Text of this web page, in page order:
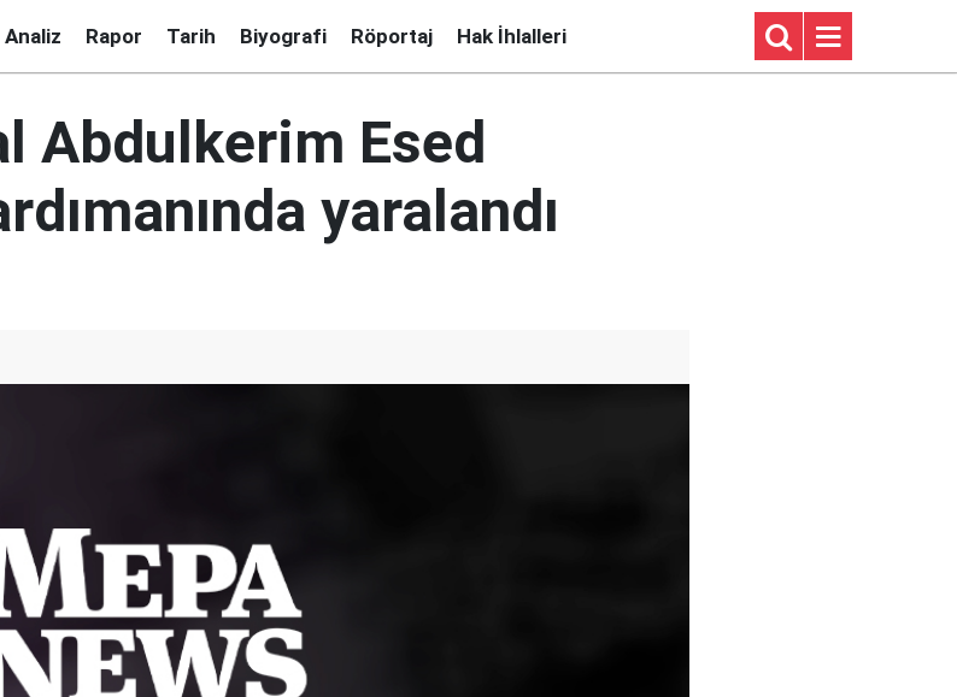
Analiz Rapor Tarih Biyografi Röportaj Hak İhlalleri
Abdulkerim Esed
yaralandı